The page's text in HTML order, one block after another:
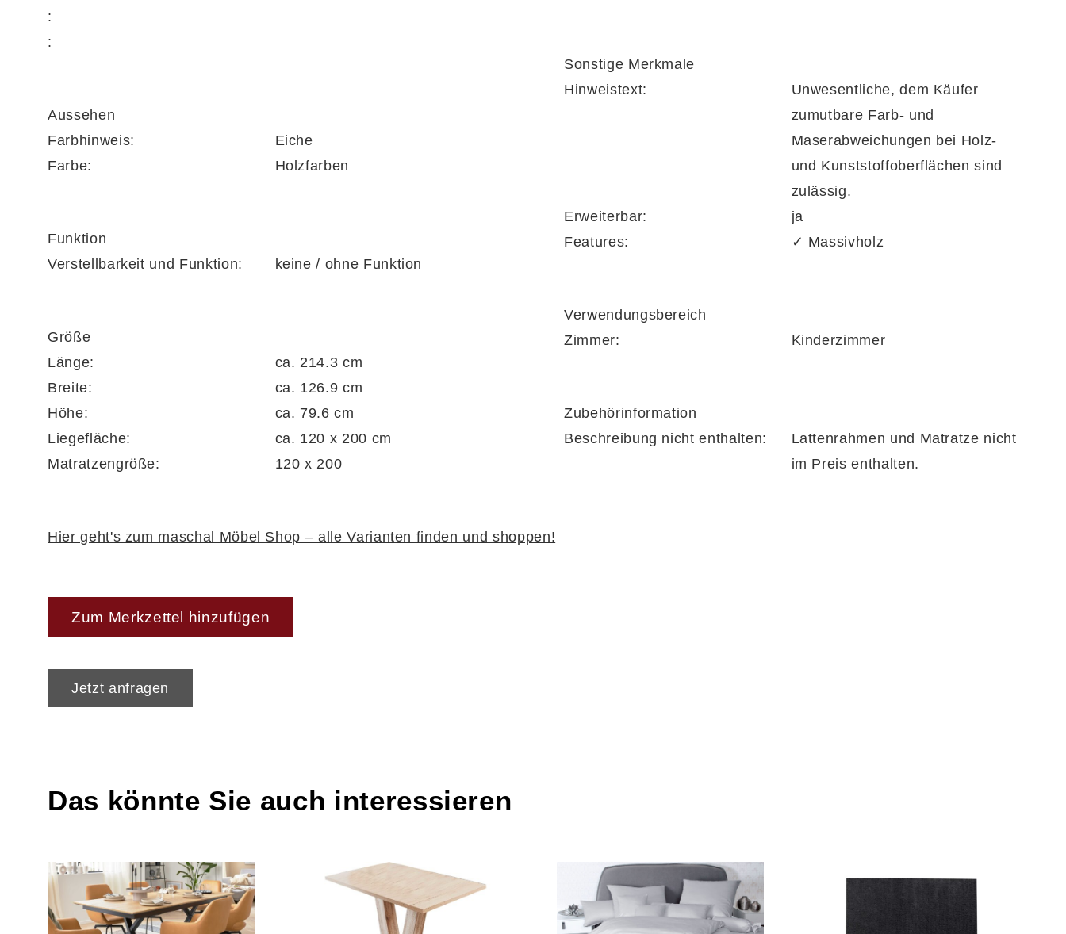
:
:
Aussehen
Farbhinweis:
Eiche
Farbe:
Holzfarben
Funktion
Verstellbarkeit und Funktion:
keine / ohne Funktion
Größe
Länge:
ca. 214.3 cm
Breite:
ca. 126.9 cm
Höhe:
ca. 79.6 cm
Liegefläche:
ca. 120 x 200 cm
Matratzengröße:
120 x 200
Sonstige Merkmale
Hinweistext:
Unwesentliche, dem Käufer
zumutbare Farb- und
Maserabweichungen bei Holz-
und Kunststoffoberflächen sind
zulässig.
Erweiterbar:
ja
Features:
✓ Massivholz
Verwendungsbereich
Zimmer:
Kinderzimmer
Zubehörinformation
Beschreibung nicht enthalten:
Lattenrahmen und Matratze nicht
im Preis enthalten.
Hier geht's zum maschal Möbel Shop – alle Varianten finden und shoppen!
Zum Merkzettel hinzufügen
Jetzt anfragen
Das könnte Sie auch interessieren